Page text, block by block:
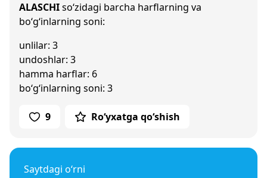
ALASCHIso‘zidagi barcha harflarning va
bo‘g‘inlarning soni:
unlilar: 3
undoshlar: 3
hamma harflar: 6
bo‘g‘inlarning soni: 3
9 Ro‘yxatga qo‘shish
Saytdagi o‘rni